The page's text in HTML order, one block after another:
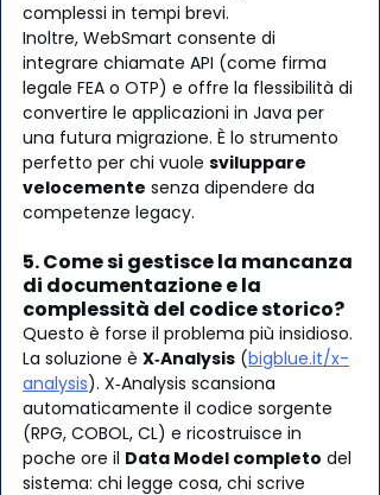
complessi in tempi brevi.
Inoltre, WebSmart consente di
integrare chiamate API (come firma
legale FEA o OTP) e offre la flessibilità di
convertire le applicazioni in Java per
una futura migrazione. È lo strumento
perfetto per chi vuole sviluppare
velocemente senza dipendere da
competenze legacy.
5. Come si gestisce la mancanza
di documentazione e la
complessità del codice storico?
Questo è forse il problema più insidioso.
La soluzione è X‑Analysis (bigblue.it/x-
analysis). X‑Analysis scansiona
automaticamente il codice sorgente
(RPG, COBOL, CL) e ricostruisce in
poche ore il Data Model completo del
sistema: chi legge cosa, chi scrive